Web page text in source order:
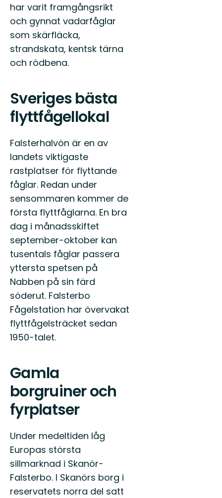
har varit framgångsrikt
och gynnat vadarfåglar
som skärfläcka,
strandskata, kentsk tärna
och rödbena.
Sveriges bästa
flyttfågellokal
Falsterhalvön är en av
landets viktigaste
rastplatser för flyttande
fåglar. Redan under
sensommaren kommer de
första flyttfåglarna. En bra
dag i månadsskiftet
september-oktober kan
tusentals fåglar passera
yttersta spetsen på
Nabben på sin färd
söderut. Falsterbo
Fågelstation har övervakat
flyttfågelsträcket sedan
1950-talet.
Gamla
borgruiner och
fyrplatser
Under medeltiden låg
Europas största
sillmarknad i Skanör-
Falsterbo. I Skanörs borg i
reservatets norra del satt